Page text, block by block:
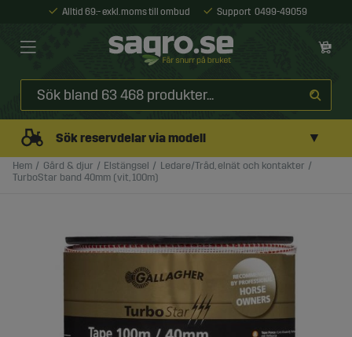
Alltid 69:- exkl. moms till ombud Support 0499-49059
Sök reservdelar via modell ▼
Hem Gård & djur Elstängsel
Ledare/Tråd, elnät och kontakter
TurboStar band 40mm (vit, 100m)